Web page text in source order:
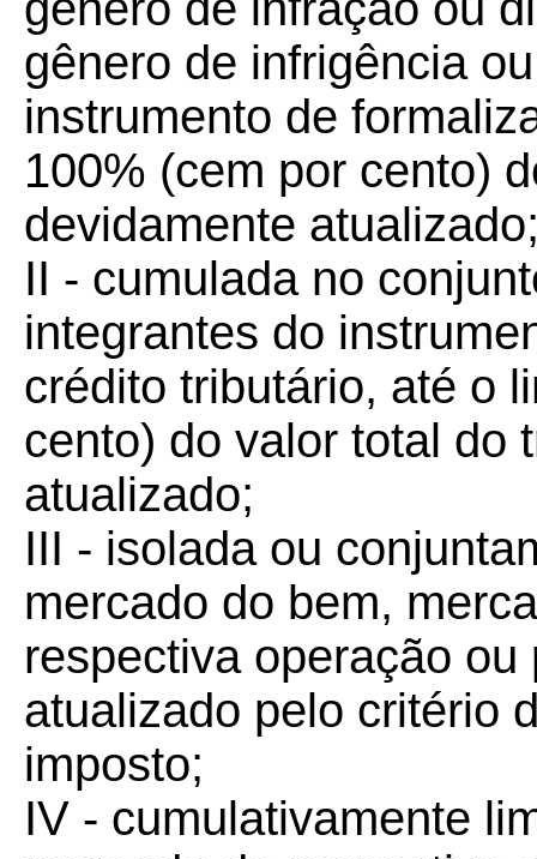
gênero de infrigência
instrumento de
100% (cem por cento)
devidamente
II - cumulada no
integrantes do
crédito tributário, até o
cento) do valor total do
atualizado;
III - isolada ou
mercado do bem,
respectiva operação
atualizado pelo critério
imposto;
IV - cumulativamente